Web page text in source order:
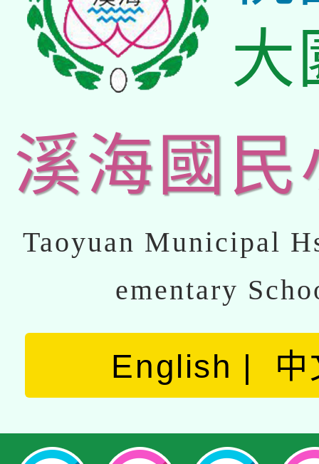
大
溪海國民
Taoyuan Municipal
ementary
English 中